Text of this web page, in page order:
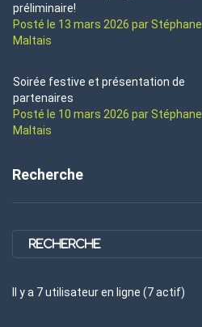
préliminaire!
Posté le 13 mars 2026 par Stéphane
Maltais
Soirée festive et présentation de
partenaires
Posté le 10 mars 2026 par Stéphane
Maltais
Recherche
Il y a 7utilisateuren ligne (7actif)